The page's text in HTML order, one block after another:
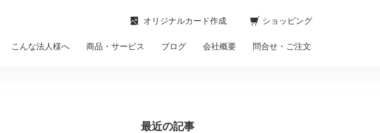
こんな法人様へ 商品・サービス ブログ 会社概要 問合せ・ご注文
オリジナルカード作成 ショッピング
最近の記事